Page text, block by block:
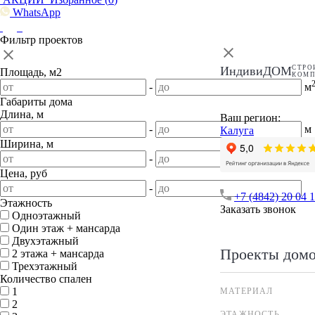
WhatsApp
ИндивиДОМ
Ваш регион:
Калуга
+7 (4842) 20 04
Заказать звонок
Проекты
МАТЕРИАЛ
Фильтр проектов
Площадь, м2
-
м2
Габариты дома
Длина, м
-
м
Ширина, м
-
Цена, руб
-
Этажность
Одноэтажный
Один этаж + мансарда
Двухэтажный
2 этажа + мансарда
Трехэтажный
Количество спален
1
2